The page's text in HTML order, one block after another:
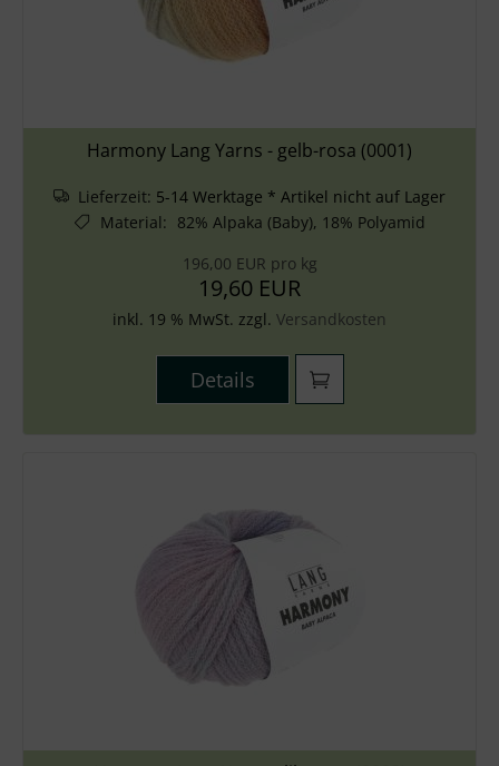
Harmony Lang Yarns - gelb-rosa (0001)
Lieferzeit: 5-14 Werktage * Artikel nicht auf Lager
Material: 82% Alpaka (Baby), 18% Polyamid
196,00 EUR pro kg
19,60 EUR
inkl. 19 % MwSt. zzgl. Versandkosten
Details